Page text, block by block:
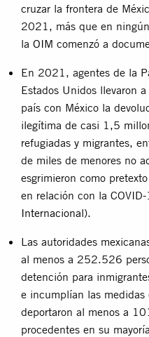
cruzar la frontera de
2021, más que en
la OIM comenzó a
En 2021, agentes de la
Estados Unidos llevaron
país con México la
ilegítima de casi 1,5
refugiadas y migrantes,
de miles de menores no
esgrimieron como
en relación con la
Internacional).
Las autoridades
al menos a 252.526
detención para
e incumplían las
deportaron al menos a
procedentes en su